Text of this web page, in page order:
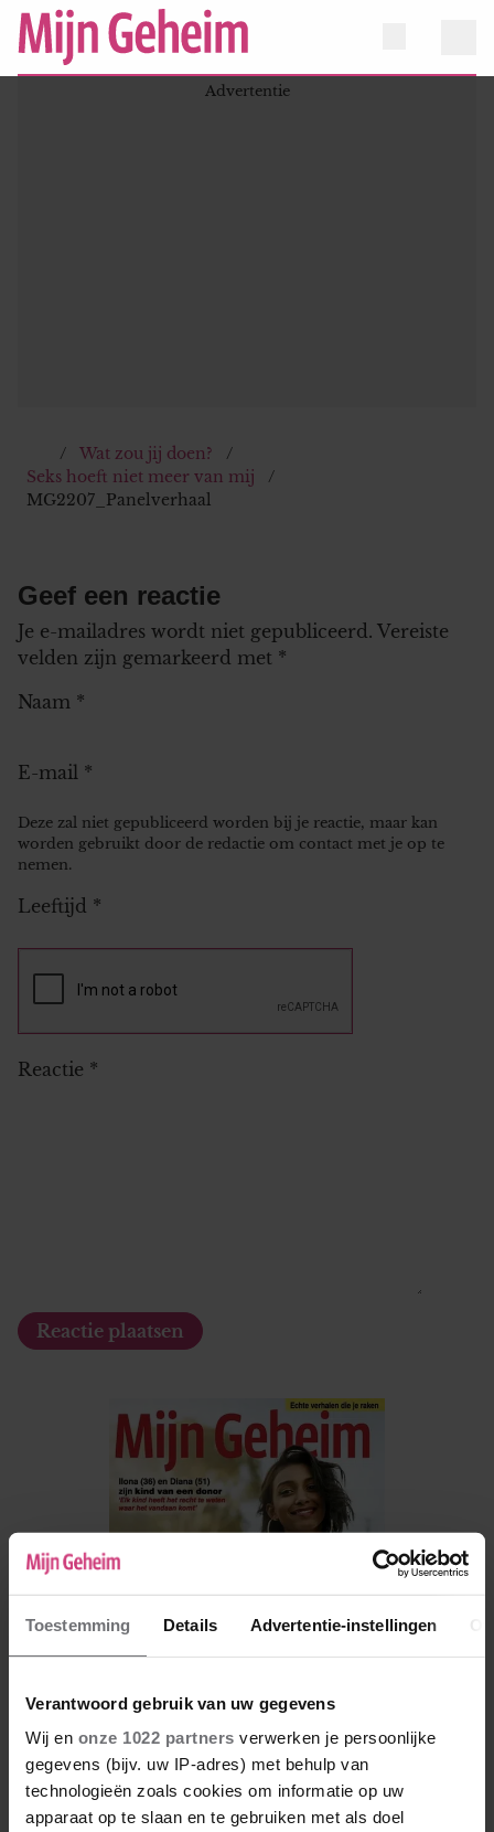
Toestemming Details Advertentie-instellingen
Verantwoord gebruik van uw gegevens
Wij en onze 1022 partners verwerken je persoonlijke
gegevens (bijv. uw IP-adres) met behulp van
technologieën zoals cookies om informatie op uw
apparaat op te slaan en te gebruiken met als doel
Wat zou jij doen?
Seks hoeft niet meer van mij
MG2207_Panelverhaal
Geef een reactie
Je e-mailadres wordt niet gepubliceerd. Vereiste
velden zijn gemarkeerd met *
Naam *
E-mail *
Deze zal niet gepubliceerd worden bij je reactie, maar kan
worden gebruikt door de redactie om contact met je op te
nemen.
Leeftijd *
Reactie *
De nieuwe Mijn Geheim ligt nu in de winkel
Abonneren